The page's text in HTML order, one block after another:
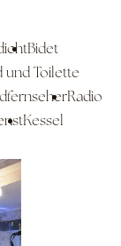
Bidet
und Toilette
Radio
Kessel